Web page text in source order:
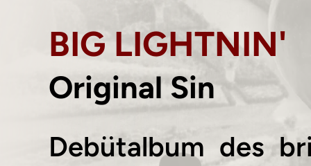
BIG LIGHTNIN'
Original Sin
Debütalbum des